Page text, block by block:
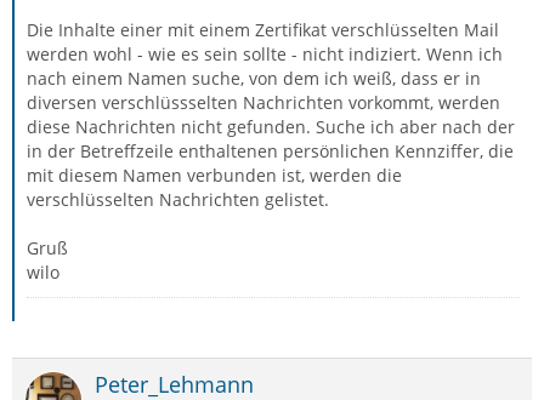
Die Inhalte einer mit einem Zertifikat verschlüsselten Mail
werden wohl - wie es sein sollte - nicht indiziert. Wenn ich
nach einem Namen suche, von dem ich weiß, dass er in
diversen verschlüssselten Nachrichten vorkommt, werden
diese Nachrichten nicht gefunden. Suche ich aber nach der
in der Betreffzeile enthaltenen persönlichen Kennziffer, die
mit diesem Namen verbunden ist, werden die
verschlüsselten Nachrichten gelistet.
Gruß
wilo
Peter_Lehmann